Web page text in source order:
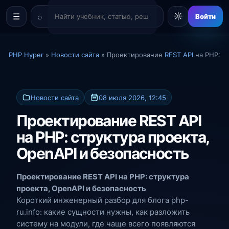
☰ ☼ Войти
PHP Hyper » Новости сайта » Проектирование REST API на PHP:
Новости сайта 08 июля 2026, 12:45
Проектирование REST API
на PHP: структура проекта,
OpenAPI и безопасность
Проектирование REST API на PHP: структура
проекта, OpenAPI и безопасность
Короткий инженерный разбор для блога php-
ru.info: какие сущности нужны, как разложить
систему на модули, где чаще всего появляются